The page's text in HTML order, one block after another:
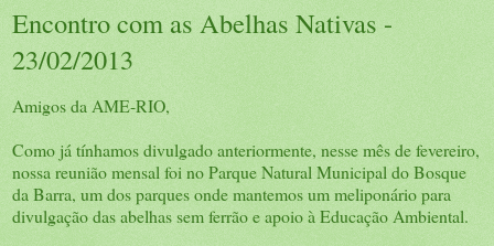
Encontro com as Abelhas Nativas -
23/02/2013
Amigos da AME-RIO,
Como já tínhamos divulgado anteriormente, nesse mês de fevereiro,
nossa reunião mensal foi no Parque Natural Municipal do Bosque
da Barra, um dos parques onde mantemos um meliponário para
divulgação das abelhas sem ferrão e apoio à Educação Ambiental.